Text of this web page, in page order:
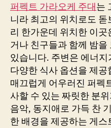
퍼펙트 가라오케 주대는
니라 최고의 위치로도
리 한가운데 위치한 이
거나 친구들과 함께 밤
있습니다. 주변은 에너
다양한 식사 옵션을 제
매끄럽게 어우러진 퍼펙
사할 수 있는 짜릿한 분
음악, 동지애로 가득 찬
한 배경을 제공하는 게